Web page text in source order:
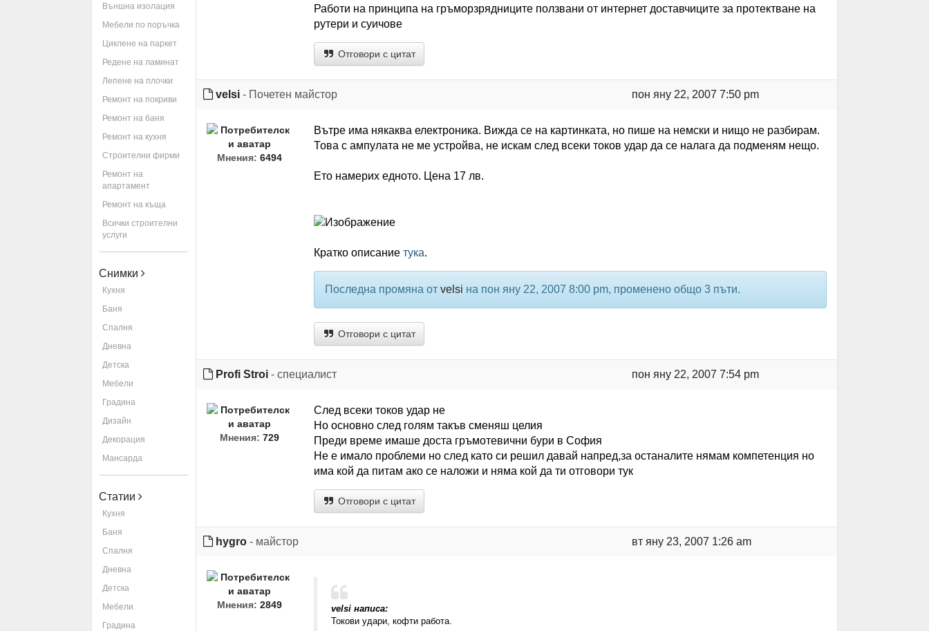
Външна изолация
Мебели по поръчка
Циклене на паркет
Редене на ламинат
Лепене на плочки
Ремонт на покриви
Ремонт на баня
Ремонт на кухня
Строителни фирми
Ремонт на
апартамент
Ремонт на къща
Всички строителни
услуги
Снимки
Кухня
Баня
Спалня
Дневна
Детска
Мебели
Градина
Дизайн
Декорация
Мансарда
Статии
Кухня
Баня
Спалня
Дневна
Детска
Мебели
Градина
Работи на принципа на гръморзрядниците ползвани от интернет доставчиците за протектване на
рутери и суичове
Отговори с цитат
velsi - Почетен майстор пон яну 22, 2007 7:50 pm
Мнения: 6494
Вътре има някаква електроника. Вижда се на картинката, но пише на немски и нищо не разбирам.
Това с ампулата не ме устройва, не искам след всеки токов удар да се налага да подменям нещо.
Ето намерих едното. Цена 17 лв.
Кратко описание тука.
Последна промяна от velsi на пон яну 22, 2007 8:00 pm, променено общо 3 пъти.
Отговори с цитат
Profi Stroi - специалист пон яну 22, 2007 7:54 pm
Мнения: 729
След всеки токов удар не
Но основно след голям такъв сменяш целия
Преди време имаше доста гръмотевични бури в София
Не е имало проблеми но след като си решил давай напред,за останалите нямам компетенция но
има кой да питам ако се наложи и няма кой да ти отговори тук
Отговори с цитат
hygro - майстор вт яну 23, 2007 1:26 am
Мнения: 2849
velsi написа:
Токови удари, кофти работа.